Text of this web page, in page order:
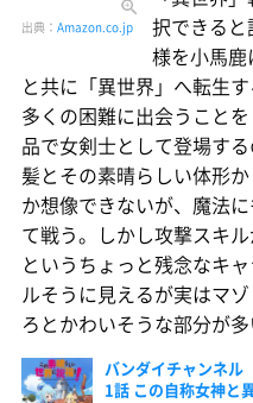
出典： Amazon.co.jp
択できる
様を小馬鹿
と共に「異世界」へ転生
多くの困難に出会うこと
品で女剣士として登場す
髪とその素晴らしい体形
か想像できないが、魔法
て戦う。しかし攻撃スキ
というちょっと残念なキ
ルそうに見えるが実はマ
ろとかわいそうな部分が多
バンダイチャンネ
1話 この自称女神と